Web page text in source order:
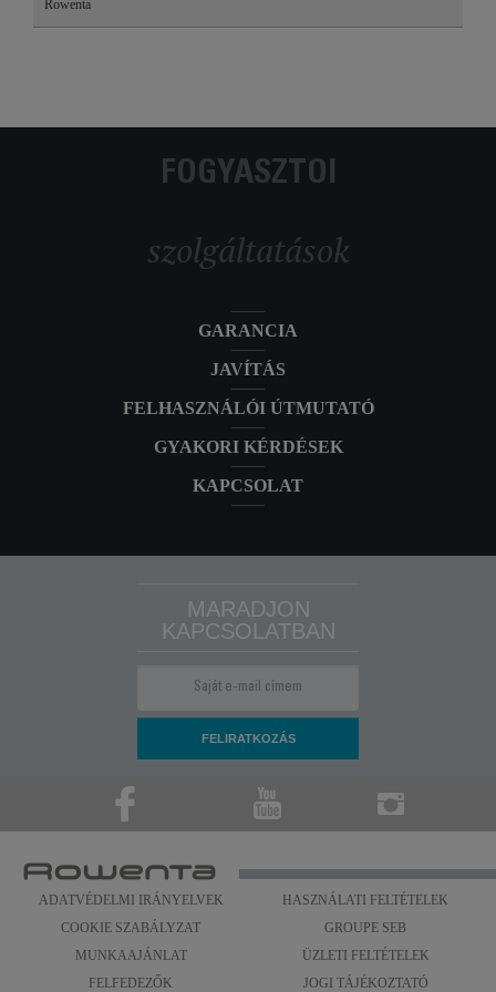
Rowenta
FOGYASZTÓI
szolgáltatások
GARANCIA
JAVÍTÁS
FELHASZNÁLÓI ÚTMUTATÓ
GYAKORI KÉRDÉSEK
KAPCSOLAT
MARADJON
KAPCSOLATBAN
ADATVÉDELMI IRÁNYELVEK
HASZNÁLATI FELTÉTELEK
COOKIE SZABÁLYZAT
GROUPE SEB
MUNKAAJÁNLAT
ÜZLETI FELTÉTELEK
FELFEDEZŐK
JOGI TÁJÉKOZTATÓ